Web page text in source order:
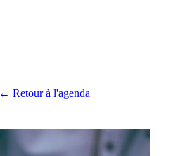
← Retour à l'agenda